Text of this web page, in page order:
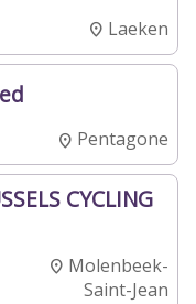
Laeken
Pentagone
CYCLING
Molenbeek-
Saint-Jean